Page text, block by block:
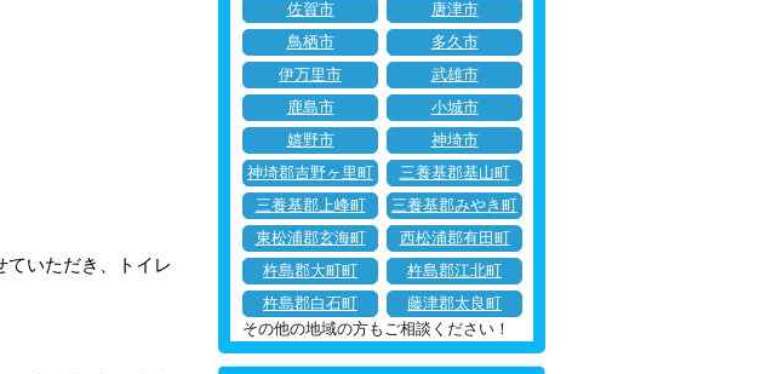
ていただき、トイレ
佐賀市
唐津市
鳥栖市
多久市
伊万里市
武雄市
鹿島市
小城市
嬉野市
神埼市
神埼郡吉野ヶ里町
三養基郡基山町
三養基郡上峰町
三養基郡みやき町
東松浦郡玄海町
西松浦郡有田町
杵島郡大町町
杵島郡江北町
杵島郡白石町
藤津郡太良町
その他の地域の方もご相談ください！